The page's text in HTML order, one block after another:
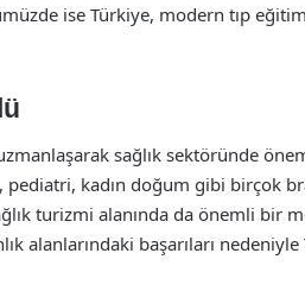
ise Türkiye, modern tıp
sağlık sektöründe
pediatri, kadın doğum gibi birçok
turizmi alanında da önemli bir
alanlarındaki başarıları